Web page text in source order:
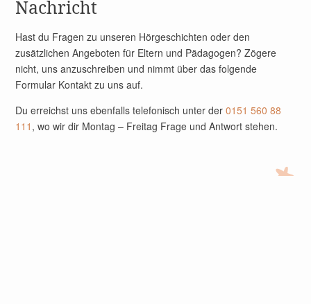
Nachricht
Hast du Fragen zu unseren Hörgeschichten oder den
zusätzlichen Angeboten für Eltern und Pädagogen? Zögere
nicht, uns anzuschreiben und nimmt über das folgende
Formular Kontakt zu uns auf.
Du erreichst uns ebenfalls telefonisch unter der0151 560 88
111 , wo wir dir Montag – Freitag Frage und Antwort stehen.